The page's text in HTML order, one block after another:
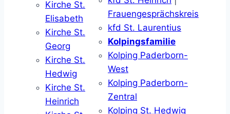
Kirche St.
Elisabeth
Kirche St.
Georg
Kirche St.
Hedwig
Kirche St.
Heinrich
Frauengesprächskreis
kfd St. Laurentius
Kolpingsfamilie
Kolping Paderborn-
West
Kolping Paderborn-
Zentral
Kolping St. Hedwig